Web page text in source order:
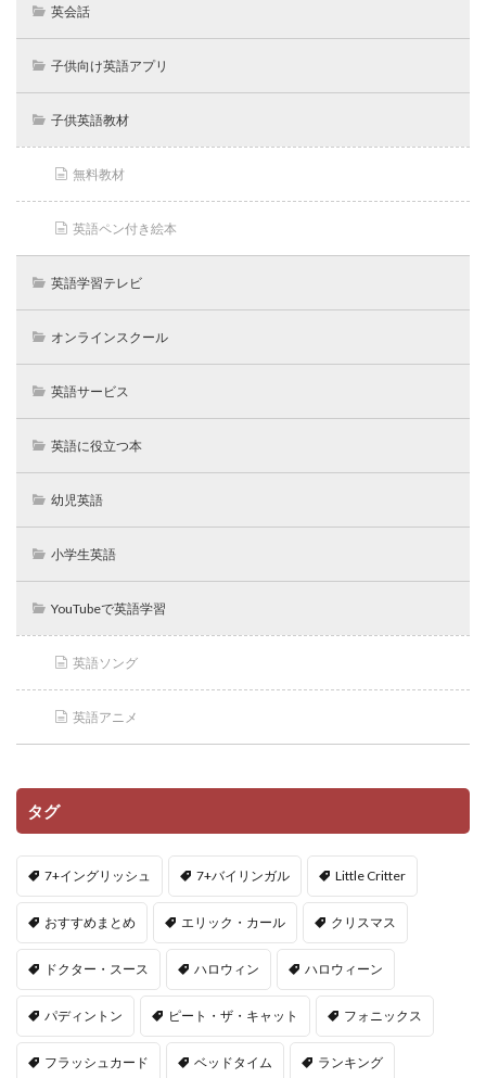
英会話
子供向け英語アプリ
子供英語教材
無料教材
英語ペン付き絵本
英語学習テレビ
オンラインスクール
英語サービス
英語に役立つ本
幼児英語
小学生英語
YouTubeで英語学習
英語ソング
英語アニメ
タグ
7+イングリッシュ 7+バイリンガル Little Critter
おすすめまとめ エリック・カール クリスマス
ドクター・スース ハロウィン ハロウィーン
パディントン ピート・ザ・キャット フォニックス
フラッシュカード ベッドタイム ランキング